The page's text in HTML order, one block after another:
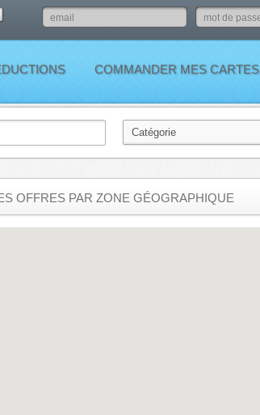
COMMANDER MES CARTES
OFFRES PAR ZONE GÉOGRAPHIQUE